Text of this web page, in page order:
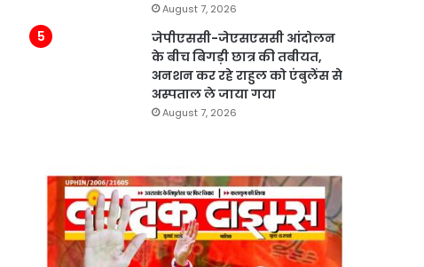
August 7, 2026
जेपीएससी-जेएसएससी आंदोलन
के बीच बिगड़ी छात्र की तबीयत,
अनशन कर रहे राहुल को एंबुलेंस से
अस्पताल ले जाया गया
August 7, 2026